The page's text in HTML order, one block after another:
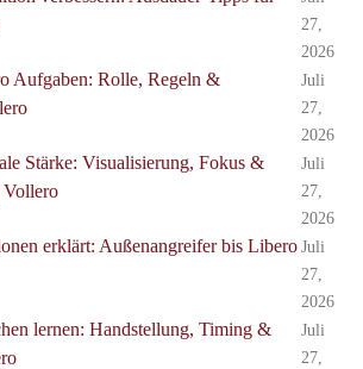
27,
2026
Aufgaben: Rolle, Regeln &
Juli
27,
2026
Stärke: Visualisierung, Fokus &
Vollero
Juli
27,
2026
erklärt: Außenangreifer bis Libero Juli
27,
2026
lernen: Handstellung, Timing &
Juli
27,